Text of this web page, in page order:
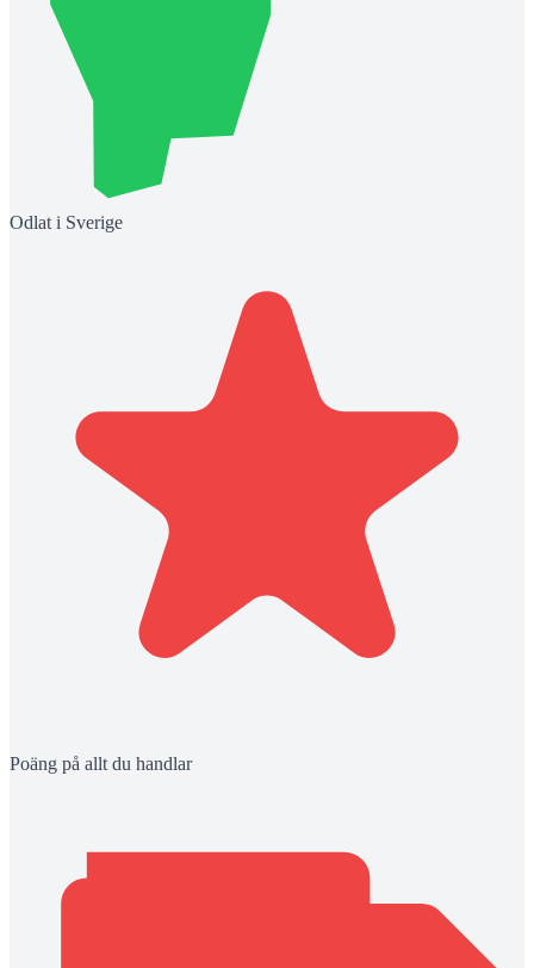
Odlat i Sverige
Poäng på allt du handlar